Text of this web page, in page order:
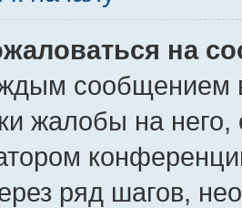
на
сообщением
жалобы на
ряд шагов,